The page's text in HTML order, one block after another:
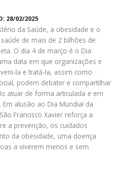
28/02/2025
da Saúde, a obesidade e o
de mais de 2 bilhões de
O dia 4 de março é o Dia
data em que organizações e
la e tratá-la, assim como
podem debater e compartilhar
atuar de forma articulada e em
alusão ao Dia Mundial da
Francisco Xavier reforça a
a prevenção, os cuidados
da obesidade, uma doença
a viverem menos e sem